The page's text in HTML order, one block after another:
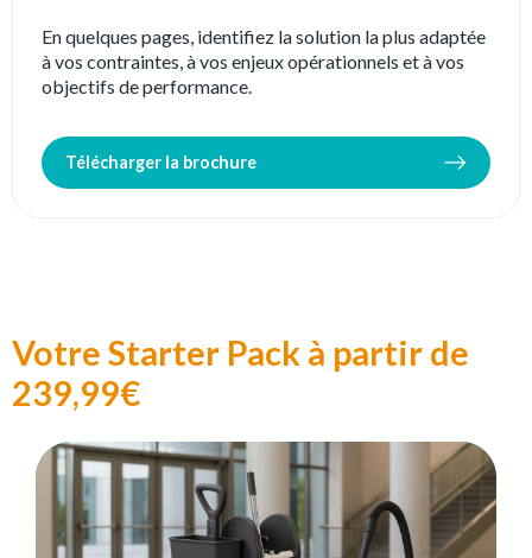
En quelques pages, identifiez la solution la plus adaptée
à vos contraintes, à vos enjeux opérationnels et à vos
objectifs de performance.
Télécharger la brochure
Votre Starter Pack à partir de
239,99€